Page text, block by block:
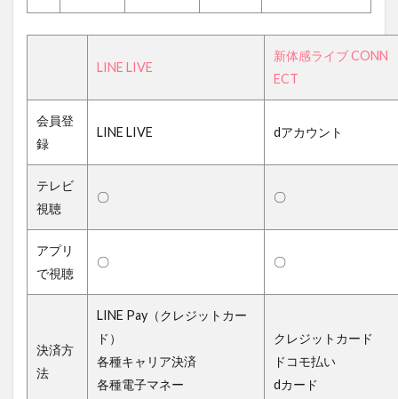
LINE LIVE
新体感ライブ CONN
ECT
会員登
録
LINE LIVE dアカウント
テレビ
視聴
〇 〇
アプリ
で視聴
〇 〇
決済方
法
LINE Pay（クレジットカー
ド）
各種キャリア決済
各種電子マネー
クレジットカード
ドコモ払い
dカード